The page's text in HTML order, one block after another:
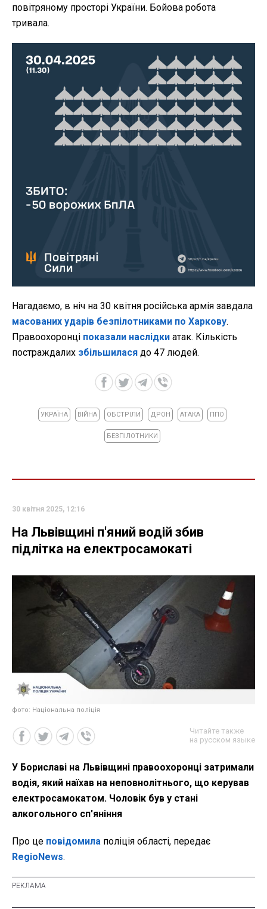
повітряному просторі України. Бойова робота
тривала.
Нагадаємо, в ніч на 30 квітня російська армія завдала
масованих ударів безпілотниками по Харкову.
Правоохоронці показали наслідки атак. Кількість
постраждалих збільшилася до 47 людей.
УКРАЇНА ВІЙНА ОБСТРІЛИ ДРОН АТАКА ППО
БЕЗПІЛОТНИКИ
30 квітня 2025, 12:16
На Львівщині п'яний водій збив
підлітка на електросамокаті
фото: Національна поліція
Читайте также
на русском языке
У Бориславі на Львівщині правоохоронці затримали
водія, який наїхав на неповнолітнього, що керував
електросамокатом. Чоловік був у стані
алкогольного сп'яніння
Про це повідомила поліція області, передає
RegioNews.